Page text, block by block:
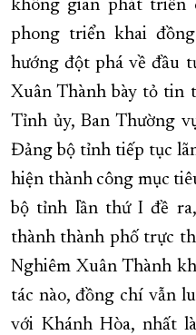
không gian phát triển
phong triển khai
hướng đột phá về đầu
Xuân Thành bày tỏ tin
Tỉnh ủy, Ban Thường
Đảng bộ tỉnh tiếp tục
hiện thành công mục
bộ tỉnh lần thứ I đề
thành thành phố trực
Nghiêm Xuân Thành
tác nào, đồng chí vẫn
với Khánh Hòa, nhất